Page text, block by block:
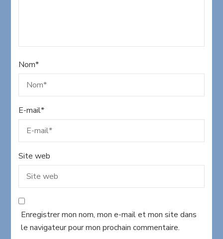
Nom*
E-mail*
Site web
Enregistrer mon nom, mon e-mail et mon site dans
le navigateur pour mon prochain commentaire.